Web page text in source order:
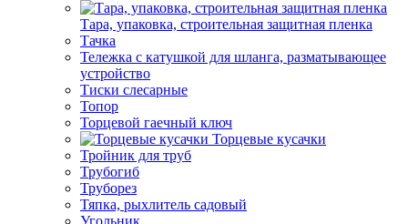
Тара, упаковка, строительная защитная пленка
Тачка
Тележка с катушкой для шланга, разматывающее
устройство
Тиски слесарные
Топор
Торцевой гаечный ключ
Торцевые кусачки
Тройник для труб
Трубогиб
Труборез
Тяпка, рыхлитель садовый
Угольник